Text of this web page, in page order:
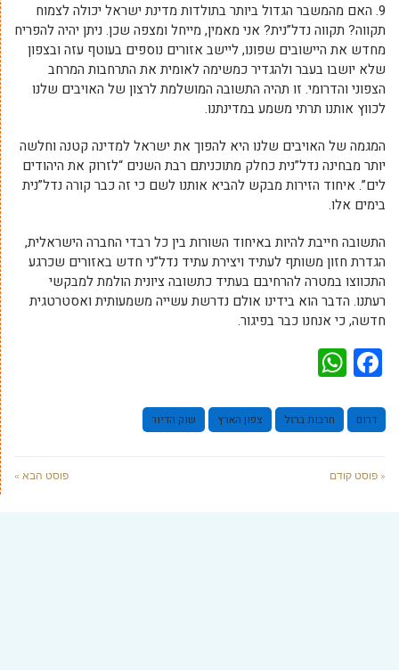
9. האם מהמשבר הגדול ביותר בתולדות מדינת ישראל יכולה לצמוח
תקווה? תקווה נדל”נית? אני מאמין, מייחל ומצפה שכן. ניתן יהיה להפריח
מחדש את היישובים שפונו, ליישב אזורים נוספים בעוטף עזה ובצפון
שלא יושבו בעבר ולהגדיר כמשימה לאומית את התרחבות המרחב
הצפוני והדרומי. זו תהיה התשובה המושלמת לרצון של האויבים שלנו
לכווץ אותנו תרתי משמע במדינתנו.
המגמה של האויבים שלנו היא להפוך את ישראל למדינה קטנה וחלשה
יותר מבחינה נדל”נית כחלק מתוכניתם רבת השנים “לזרוק את היהודים
לים”. איחוד הזירות מבקש להביא אותנו לשם כי זה כבר קורה נדל”נית
בימים אלו.
התשובה חייבת להיות באיחוד השורות בין כל רבדי החברה הישראלית,
הגדרת חזון משותף לעתיד ויצירת עתיד נדל”ני חדש באזורים שכרגע
התכווצו במטרה להרחיבם בעתיד כתשובה ציונית הולמת למבקשי
רעתנו. הדבר הוא בידינו אולם נדרשת עשייה משמעותית ואסטרטגית
חדשה, כי אנחנו כבר בפיגור.
Facebook
דרום חרבות ברזל צפון הארץ שוק הדיור
« פוסט קודם פוסט הבא »